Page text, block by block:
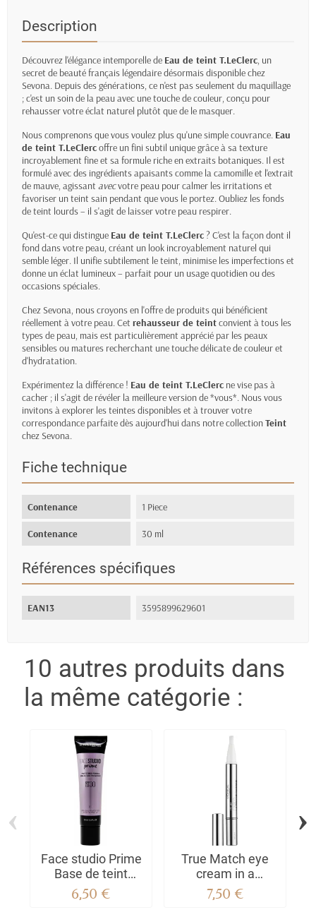
Description
Découvrez l'élégance intemporelle de Eau de teint T.LeClerc, un
secret de beauté français légendaire désormais disponible chez
Sevona. Depuis des générations, ce n'est pas seulement du maquillage
; c'est un soin de la peau avec une touche de couleur, conçu pour
rehausser votre éclat naturel plutôt que de le masquer.
Nous comprenons que vous voulez plus qu'une simple couvrance. Eau
de teint T.LeClercoffre un fini subtil unique grâce à sa texture
incroyablement fine et sa formule riche en extraits botaniques. Il est
formulé avec des ingrédients apaisants comme la camomille et l'extrait
de mauve, agissant avecvotre peau pour calmer les irritations et
favoriser un teint sain pendant que vous le portez. Oubliez les fonds
de teint lourds – il s'agit de laisser votre peau respirer.
Qu'est-ce qui distingue Eau de teint T.LeClerc? C'est la façon dont il
fond dans votre peau, créant un look incroyablement naturel qui
semble léger. Il unifie subtilement le teint, minimise les imperfections et
donne un éclat lumineux – parfait pour un usage quotidien ou des
occasions spéciales.
Chez Sevona, nous croyons en l'offre de produits qui bénéficient
réellement à votre peau. Cet rehausseur de teintconvient à tous les
types de peau, mais est particulièrement apprécié par les peaux
sensibles ou matures recherchant une touche délicate de couleur et
d'hydratation.
Expérimentez la différence ! Eau de teint T.LeClerc ne vise pas à
cacher ; il s'agit de révéler la meilleure version de *vous*. Nous vous
invitons à explorer les teintes disponibles et à trouver votre
correspondance parfaite dès aujourd'hui dans notre collectionTeint
chez Sevona.
Fiche technique
Contenance 1 Piece
Contenance 30 ml
Références spécifiques
EAN13 3595899629601
10 autres produits dans
la même catégorie :
Face studio Prime
Base de teint
illuminatrice aux
micro-perles 60
6,50 €
True Match eye
cream in a
Concealer - Amber
7,50 €
‹ ›